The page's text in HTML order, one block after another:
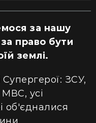
за нашу
право бути
землі.
ЗСУ,
усі
об'єдналися